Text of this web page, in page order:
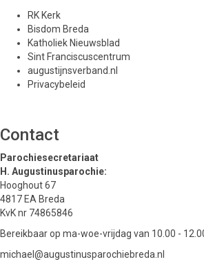
RK Kerk
Bisdom Breda
Katholiek Nieuwsblad
Sint Franciscuscentrum
augustijnsverband.nl
Privacybeleid
Contact
Parochiesecretariaat
H. Augustinusparochie:
Hooghout 67
4817 EA Breda
KvK nr 74865846
Bereikbaar op ma-woe-vrijdag van 10.00 -
michael@augustinusparochiebreda.nl